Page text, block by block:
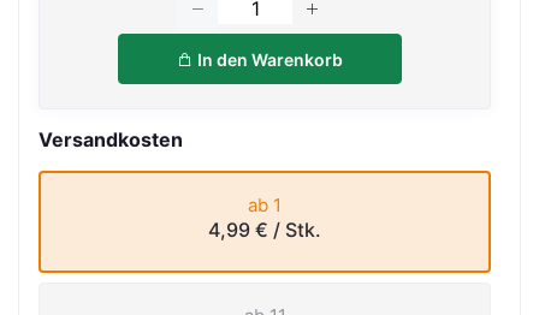
In den Warenkorb
Versandkosten
ab 1
4,99 € / Stk.